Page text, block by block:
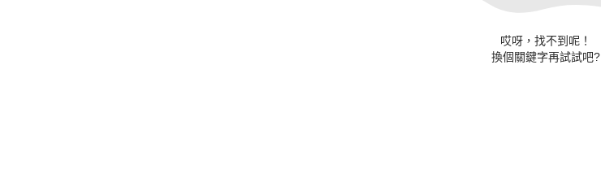
哎呀，找不到呢！
換個關鍵字再試試吧?